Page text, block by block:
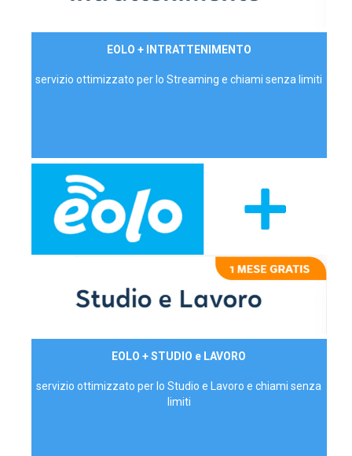
EOLO + INTRATTENIMENTO
servizio ottimizzato per lo Streaming e chiami senza limiti
EOLO + STUDIO e LAVORO
servizio ottimizzato per lo Studio e Lavoro e chiami senza
limiti